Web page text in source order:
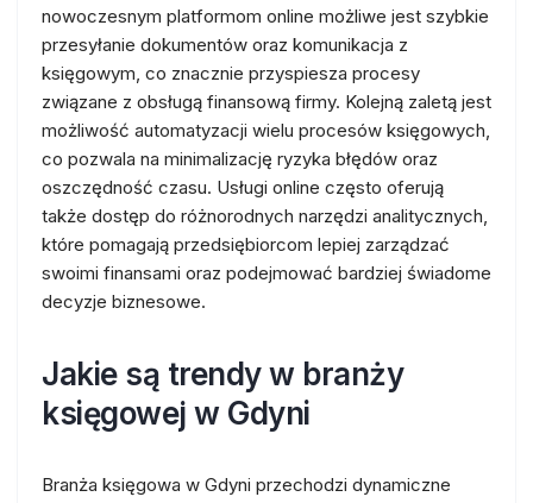
nowoczesnym platformom online możliwe jest szybkie
przesyłanie dokumentów oraz komunikacja z
księgowym, co znacznie przyspiesza procesy
związane z obsługą finansową firmy. Kolejną zaletą jest
możliwość automatyzacji wielu procesów księgowych,
co pozwala na minimalizację ryzyka błędów oraz
oszczędność czasu. Usługi online często oferują
także dostęp do różnorodnych narzędzi analitycznych,
które pomagają przedsiębiorcom lepiej zarządzać
swoimi finansami oraz podejmować bardziej świadome
decyzje biznesowe.
Jakie są trendy w branży
księgowej w Gdyni
Branża księgowa w Gdyni przechodzi dynamiczne